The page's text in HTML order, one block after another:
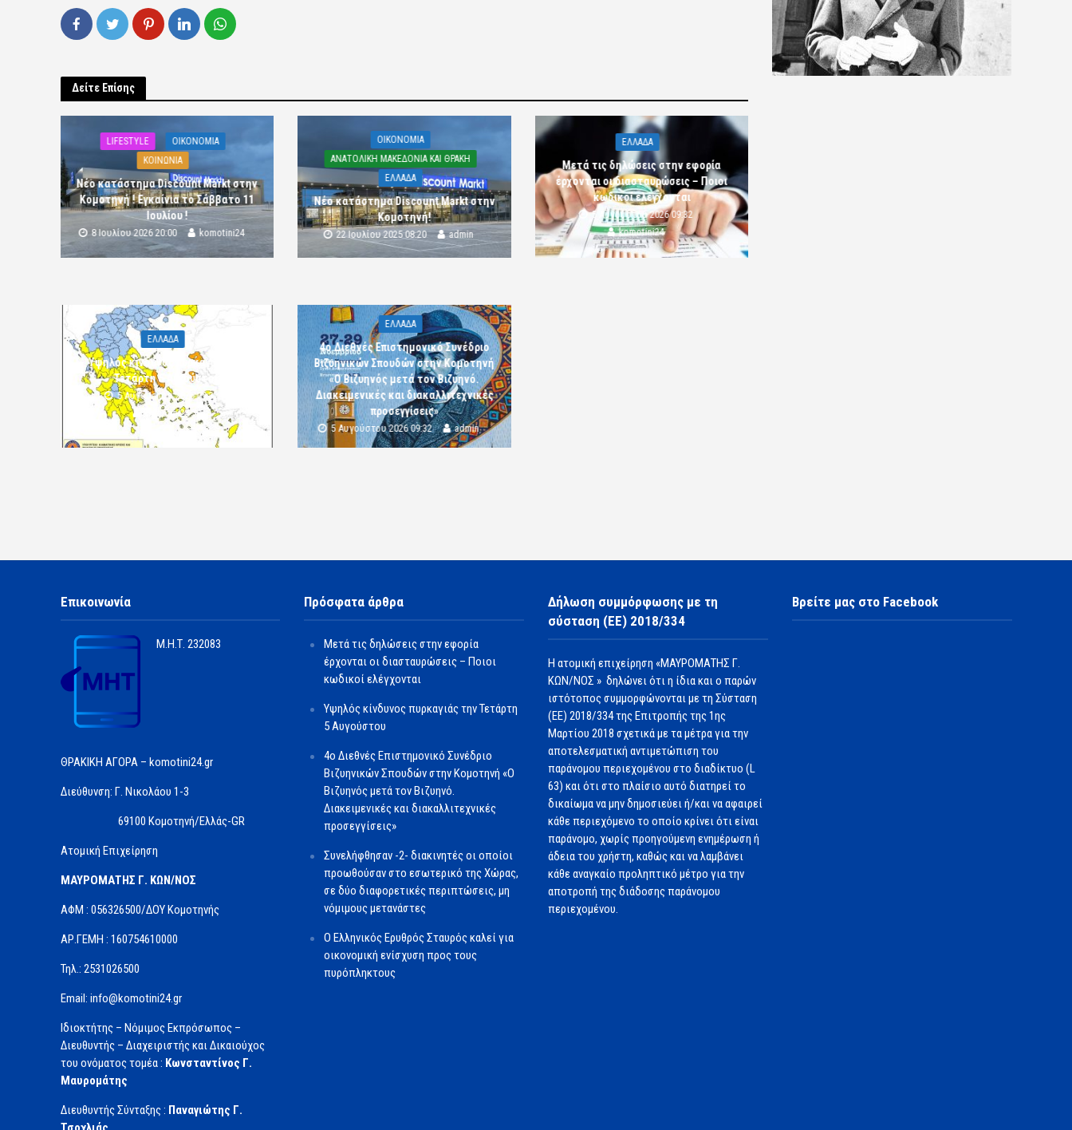
Δείτε Επίσης
LIFESTYLE
OIKONOMIA
ΚΟΙΝΩΝΙΑ
Νέο κατάστημα Discount Markt στην
Κομοτηνή ! Εγκαίνια το Σάββατο 11
Ιουλίου !
8 Ιουλίου 2026 20:00 komotini24
OIKONOMIA
ΑΝΑΤΟΛΙΚΗ ΜΑΚΕΔΟΝΙΑ ΚΑΙ ΘΡΑΚΗ
ΕΛΛΑΔΑ
Νέο κατάστημα Discount Markt στην
Κομοτηνή!
22 Ιουλίου 2025 08:20 admin
ΕΛΛΑΔΑ
Μετά τις δηλώσεις στην εφορία
έρχονται οι διασταυρώσεις – Ποιοι
κωδικοί ελέγχονται
5 Αυγούστου 2026 09:32
komotini24
ΕΛΛΑΔΑ
Υψηλός κίνδυνος πυρκαγιάς την
Τετάρτη 5 Αυγούστου
5 Αυγούστου 2026 09:32
komotini24
ΕΛΛΑΔΑ
4ο Διεθνές Επιστημονικό Συνέδριο
Βιζυηνικών Σπουδών στην Κομοτηνή
«Ο Βιζυηνός μετά τον Βιζυηνό.
Διακειμενικές και διακαλλιτεχνικές
προσεγγίσεις»
5 Αυγούστου 2026 09:32 admin
Επικοινωνία
Μ.Η.Τ. 232083
ΘΡΑΚΙΚΗ ΑΓΟΡΑ – komotini24.gr
Διεύθυνση: Γ. Νικολάου 1-3
69100 Κομοτηνή/Ελλάς-GR
Ατομική Επιχείρηση
ΜΑΥΡΟΜΑΤΗΣ Γ. ΚΩΝ/ΝΟΣ
ΑΦΜ : 056326500/ΔOΥ Κομοτηνής
ΑΡ.ΓΕΜΗ : 160754610000
Τηλ.: 2531026500
Email: info@komotini24.gr
Ιδιοκτήτης – Νόμιμος Εκπρόσωπος –
Διευθυντής – Διαχειριστής και Δικαιούχος
του ονόματος τομέα : Κωνσταντίνος Γ.
Μαυρομάτης
Διευθυντής Σύνταξης : Παναγιώτης Γ.
Πρόσφατα άρθρα
Μετά τις δηλώσεις στην εφορία
έρχονται οι διασταυρώσεις – Ποιοι
κωδικοί ελέγχονται
Υψηλός κίνδυνος πυρκαγιάς την Τετάρτη
5 Αυγούστου
4ο Διεθνές Επιστημονικό Συνέδριο
Βιζυηνικών Σπουδών στην Κομοτηνή «Ο
Βιζυηνός μετά τον Βιζυηνό.
Διακειμενικές και διακαλλιτεχνικές
προσεγγίσεις»
Συνελήφθησαν -2- διακινητές οι οποίοι
προωθούσαν στο εσωτερικό της Χώρας,
σε δύο διαφορετικές περιπτώσεις, μη
νόμιμους μετανάστες
O Ελληνικός Ερυθρός Σταυρός καλεί για
οικονομική ενίσχυση προς τους
πυρόπληκτους
Δήλωση συμμόρφωσης με τη
σύσταση (ΕΕ) 2018/334
Η ατομική επιχείρηση «ΜΑΥΡΟΜΑΤΗΣ Γ.
ΚΩΝ/ΝΟΣ » δηλώνει ότι η ίδια και ο παρών
ιστότοπος συμμορφώνονται με τη Σύσταση
(ΕΕ) 2018/334 της Επιτροπής της 1ης
Μαρτίου 2018 σχετικά με τα μέτρα για την
αποτελεσματική αντιμετώπιση του
παράνομου περιεχομένου στο διαδίκτυο (L
63) και ότι στο πλαίσιο αυτό διατηρεί το
δικαίωμα να μην δημοσιεύει ή/και να αφαιρεί
κάθε περιεχόμενο το οποίο κρίνει ότι είναι
παράνομο, χωρίς προηγούμενη ενημέρωση ή
άδεια του χρήστη, καθώς και να λαμβάνει
κάθε αναγκαίο προληπτικό μέτρο για την
αποτροπή της διάδοσης παράνομου
περιεχομένου.
Βρείτε μας στο Facebook